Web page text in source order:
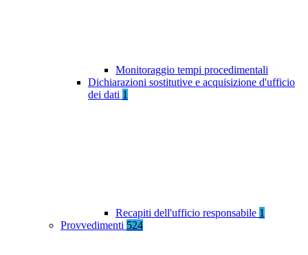
Monitoraggio tempi procedimentali
Dichiarazioni sostitutive e acquisizione d'ufficio
dei dati 1
Recapiti dell'ufficio responsabile 1
Provvedimenti 524